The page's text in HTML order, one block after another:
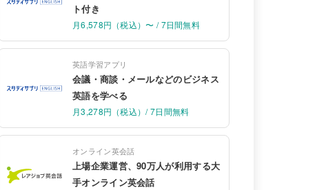
ト付き
月6,578円（税込）〜 / 7日間無料
英語学習アプリ
会議・商談・メールなどのビジネス
英語を学べる
月3,278円（税込）/ 7日間無料
オンライン英会話
上場企業運営、90万人が利用する大
手オンライン英会話